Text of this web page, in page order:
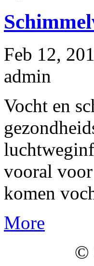
Feb 12,
admin
Vocht en
vooral
komen
More
©